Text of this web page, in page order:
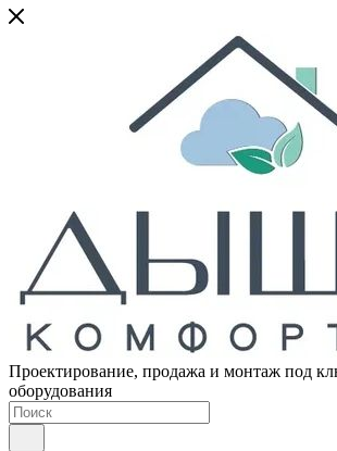
Проектирование, продажа и монтаж под
оборудования